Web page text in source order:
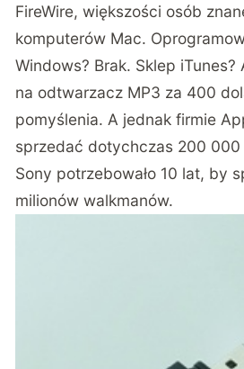
FireWire, większości osób
komputerów Mac.
Windows? Brak. Sklep
na odtwarzacz MP3 za 400
pomyślenia. A jednak firmie
sprzedać dotychczas 200
Sony potrzebowało 10 lat, by
milionów walkmanów.